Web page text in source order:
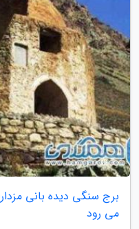
برج سنگی دیده بانی
می رود